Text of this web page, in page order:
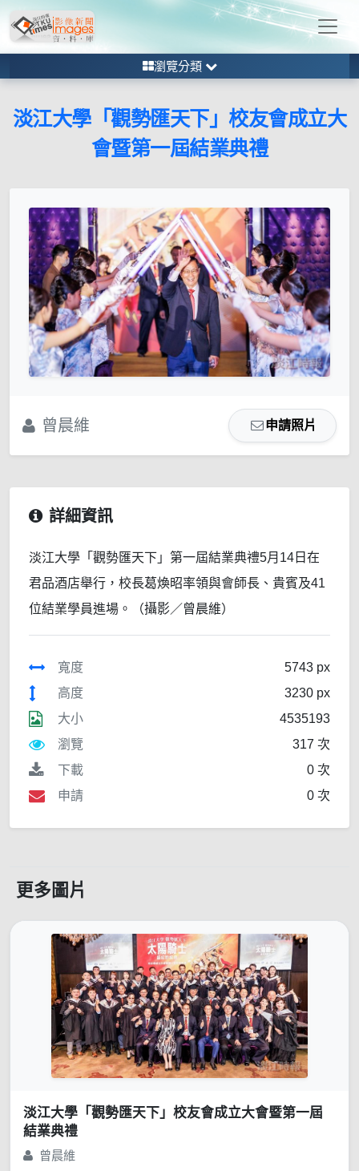
瀏覽分類
淡江大學「觀勢匯天下」校友會成立大
會暨第一屆結業典禮
曾晨維 申請照片
詳細資訊
淡江大學「觀勢匯天下」第一屆結業典禮5月14日在
君品酒店舉行，校長葛煥昭率領與會師長、貴賓及41
位結業學員進場。（攝影／曾晨維）
寬度
5743 px
高度
3230 px
大小
4535193
瀏覽
317 次
下載
0 次
申請
0 次
更多圖片
淡江大學「觀勢匯天下」校友會成立大會暨第一屆
結業典禮
曾晨維